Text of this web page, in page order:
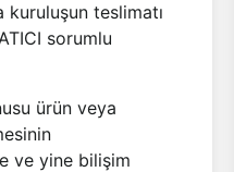
teslimatı
sorumlu
ürün veya
ve yine bilişim